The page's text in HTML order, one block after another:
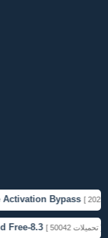
Bypass [ 2025-
Free-8.3 [ 50042 تحميلات ]